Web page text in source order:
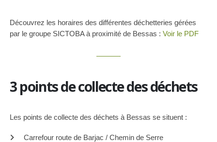
Découvrez les horaires des différentes déchetteries gérées
par le groupe SICTOBA à proximité de Bessas : Voir le PDF
3 points de collecte des déchets
Les points de collecte des déchets à Bessas se situent :
Carrefour route de Barjac / Chemin de Serre